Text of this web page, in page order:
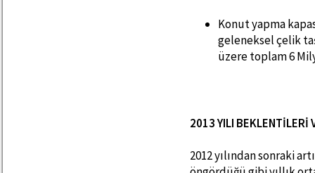
Konut yapma
geleneksel çelik
üzere toplam 6
2013 YILI BEKLENTİLERİ
2012 yılından sonraki